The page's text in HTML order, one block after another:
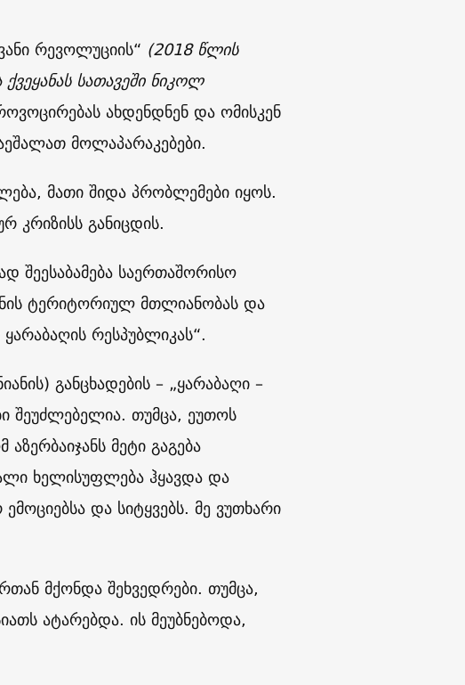
რევოლუციის“ (2018 წლის
სათავეში ნიკოლ
ახდენდნენ და ომისკენ
მოლაპარაკებები.
მათი შიდა პრობლემები იყოს.
კრიზისს განიცდის.
შეესაბამება საერთაშორისო
ტერიტორიულ მთლიანობას და
რესპუბლიკას“.
განცხადების – „ყარაბაღი –
შეუძლებელია. თუმცა, ეუთოს
მეტი გაგება
ხელისუფლება ჰყავდა და
და სიტყვებს. მე ვუთხარი
მქონდა შეხვედრები. თუმცა,
ატარებდა. ის მეუბნებოდა,